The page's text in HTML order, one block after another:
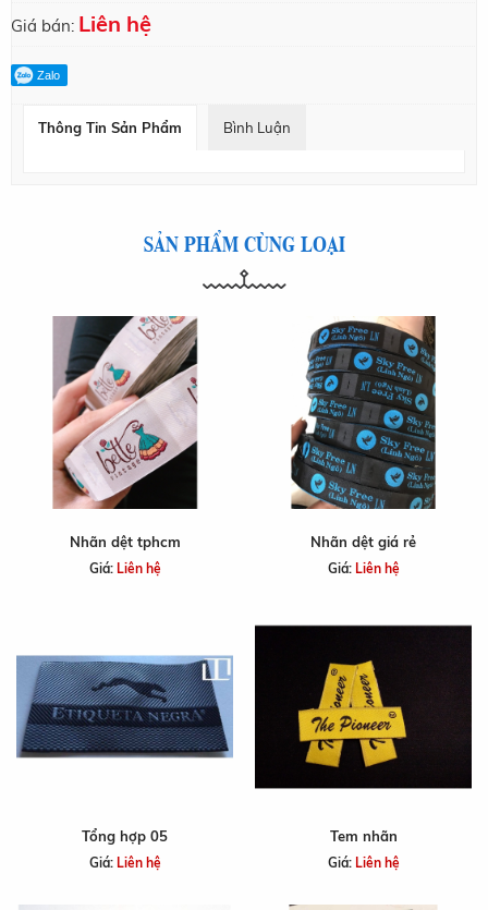
Giá bán: Liên hệ
Zalo
Thông Tin Sản Phẩm Bình Luận
SẢN PHẨM CÙNG LOẠI
Nhãn dệt tphcm
Giá: Liên hệ
Nhãn dệt giá rẻ
Giá: Liên hệ
Tổng hợp 05
Giá: Liên hệ
Tem nhãn
Giá: Liên hệ